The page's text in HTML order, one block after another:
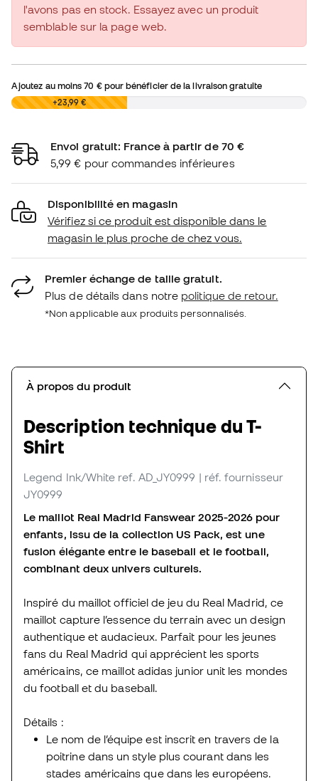
l'avons pas en stock. Essayez avec un produit
semblable sur la page web.
Ajoutez au moins70 €pour bénéficier de la livraison gratuite
0,00 € +23,99 €
Envoi gratuit: France à partir de 70 €
5,99 € pour commandes inférieures
Disponibilité en magasin
Vérifiez si ce produit est disponible dans le
magasin le plus proche de chez vous.
Premier échange de taille gratuit.
Plus de détails dans notre politique de retour.
*Non applicable aux produits personnalisés.
À propos du produit
Description technique du T-
Shirt
Legend Ink/White ref. AD_JY0999 | réf. fournisseur
JY0999
Le maillot Real Madrid Fanswear 2025-2026 pour
enfants, issu de la collection US Pack, est une
fusion élégante entre le baseball et le football,
combinant deux univers culturels.
Inspiré du maillot officiel de jeu du Real Madrid, ce
maillot capture l’essence du terrain avec un design
authentique et audacieux. Parfait pour les jeunes
fans du Real Madrid qui apprécient les sports
américains, ce maillot adidas junior unit les mondes
du football et du baseball.
Détails :
Le nom de l’équipe est inscrit en travers de la
poitrine dans un style plus courant dans les
stades américains que dans les européens.